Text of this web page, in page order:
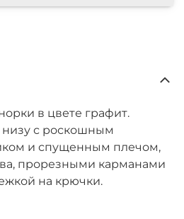
в цвете графит.
низу с роскошным
и спущенным плечом,
прорезными карманами
на крючки.